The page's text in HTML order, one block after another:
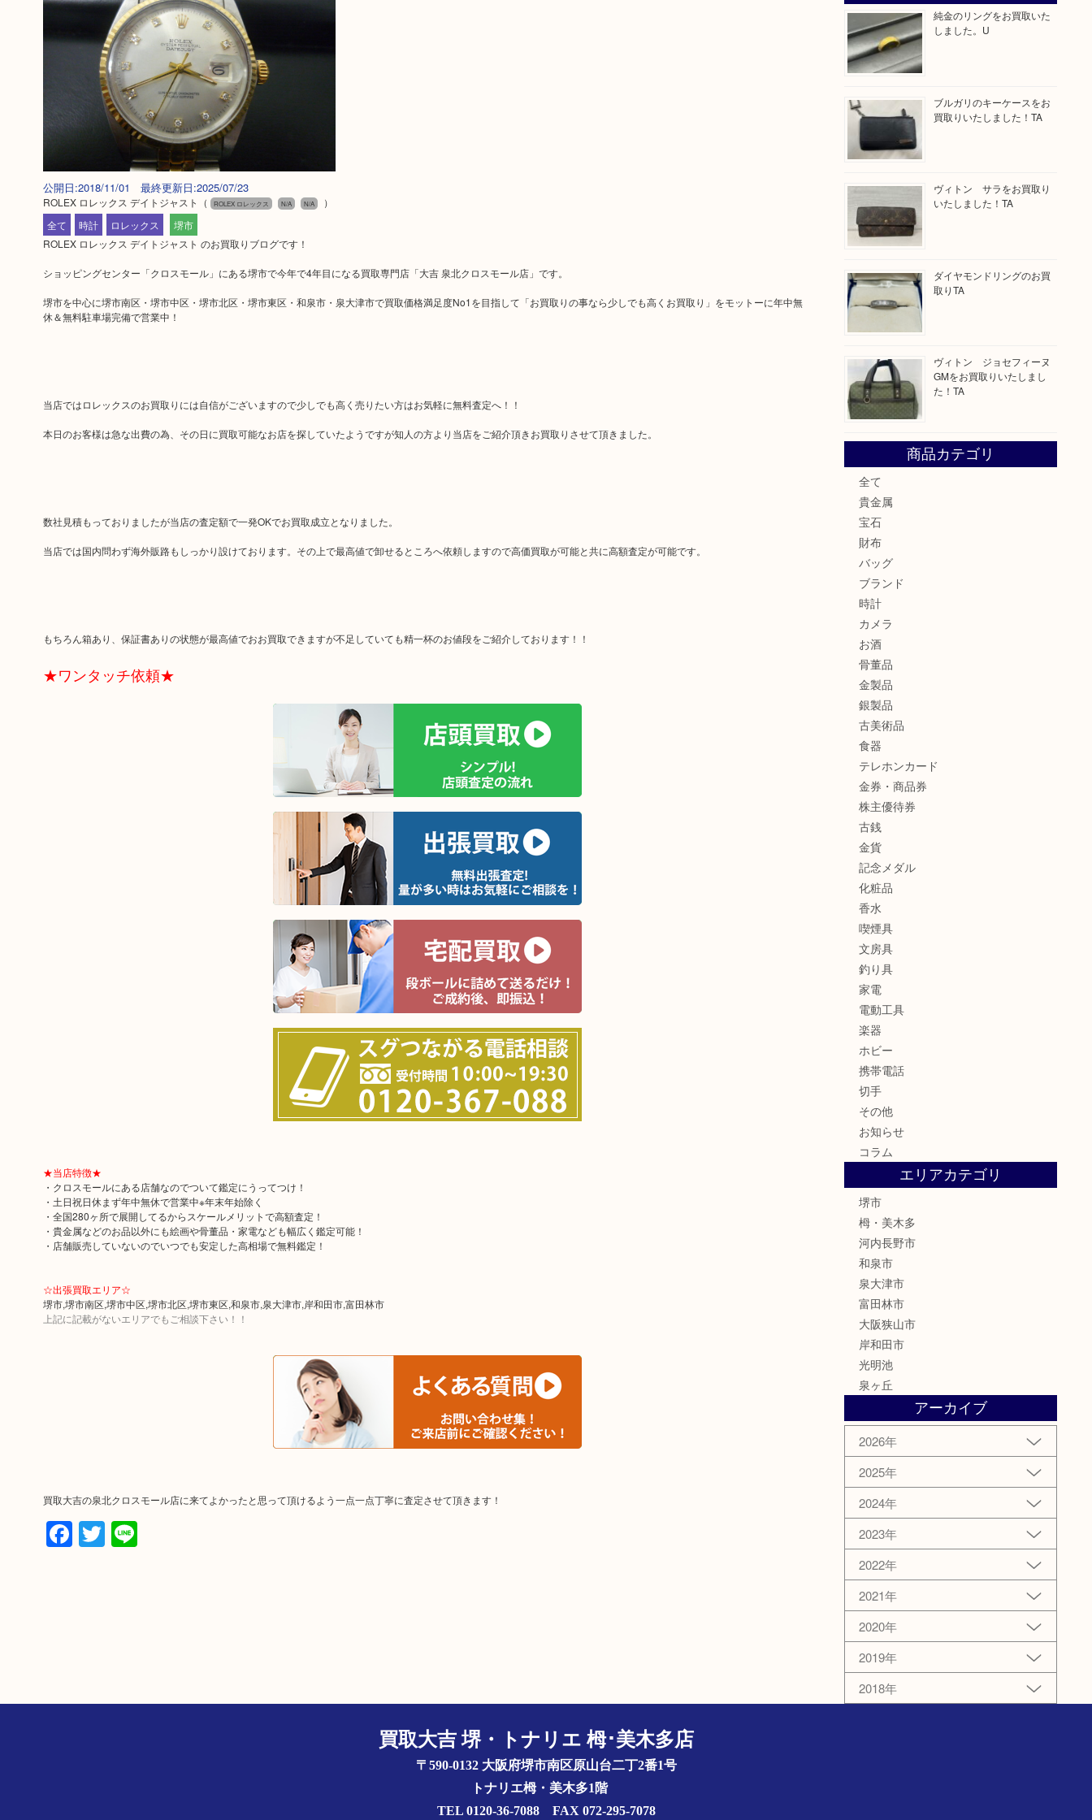
公開日:2018/11/01 最終更新日:2025/07/23
ROLEX ロレックス デイトジャスト （ ROLEX ロレックス N/A N/A
）
全て
時計 ロレックス
堺市
ROLEX ロレックス デイトジャスト のお買取りブログです！
ショッピングセンター「クロスモール」にある堺市で今年で4年目になる買取専門店「大吉 泉北クロスモール店」です。
堺市を中心に堺市南区・堺市中区・堺市北区・堺市東区・和泉市・泉大津市で買取価格満足度No1を目指して「お買取りの事なら少しでも高くお買取り」をモットーに年中無
休＆無料駐車場完備で営業中！
当店ではロレックスのお買取りには自信がございますので少しでも高く売りたい方はお気軽に無料査定へ！！
本日のお客様は急な出費の為、その日に買取可能なお店を探していたようですが知人の方より当店をご紹介頂きお買取りさせて頂きました。
数社見積もっておりましたが当店の査定額で一発OKでお買取成立となりました。
当店では国内問わず海外販路もしっかり設けております。その上で最高値で卸せるところへ依頼しますので高価買取が可能と共に高額査定が可能です。
もちろん箱あり、保証書ありの状態が最高値でおお買取できますが不足していても精一杯のお値段をご紹介しております！！
★ワンタッチ依頼★
★当店特徴★
・クロスモールにある店舗なのでついて鑑定にうってつけ！
・土日祝日休まず年中無休で営業中※年末年始除く
・全国280ヶ所で展開してるからスケールメリットで高額査定！
・貴金属などのお品以外にも絵画や骨董品・家電なども幅広く鑑定可能！
・店舗販売していないのでいつでも安定した高相場で無料鑑定！
☆出張買取エリア☆
堺市,堺市南区,堺市中区,堺市北区,堺市東区,和泉市,泉大津市,岸和田市,富田林市
上記に記載がないエリアでもご相談下さい！！
買取大吉の泉北クロスモール店に来てよかったと思って頂けるよう一点一点丁寧に査定させて頂きます！
Facebook
Twitter
Line
純金のリングをお買取いた
しました。U
ブルガリのキーケースをお
買取りいたしました！TA
ヴィトン サラをお買取り
いたしました！TA
ダイヤモンドリングのお買
取りTA
ヴィトン ジョセフィーヌ
GMをお買取りいたしまし
た！TA
商品カテゴリ
全て
貴金属
宝石
財布
バッグ
ブランド
時計
カメラ
お酒
骨董品
金製品
銀製品
古美術品
食器
テレホンカード
金券・商品券
株主優待券
古銭
金貨
記念メダル
化粧品
香水
喫煙具
文房具
釣り具
家電
電動工具
楽器
ホビー
携帯電話
切手
その他
お知らせ
コラム
エリアカテゴリ
堺市
栂・美木多
河内長野市
和泉市
泉大津市
富田林市
大阪狭山市
岸和田市
光明池
泉ヶ丘
アーカイブ
2026年
2025年
2024年
2023年
2022年
2021年
2020年
2019年
2018年
買取大吉 堺・トナリエ 栂･美木多店
〒590-0132 大阪府堺市南区原山台二丁2番1号
トナリエ栂・美木多1階
TEL 0120-36-7088 FAX 072-295-7078